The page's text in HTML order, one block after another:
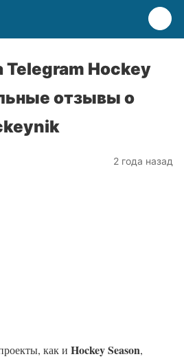
Telegram Hockey
отзывы о
2 года назад
как и Hockey Season,